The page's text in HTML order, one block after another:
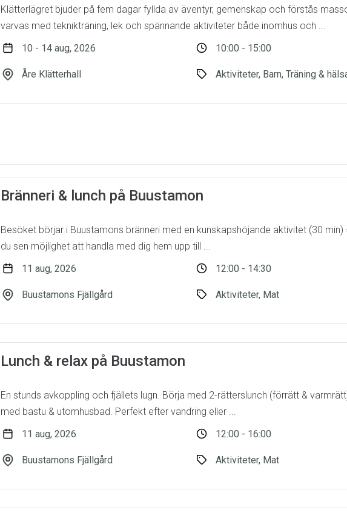
Klätterlägret bjuder på fem dagar fyllda av äventyr, gemenskap och förstås
varvas med teknikträning, lek och spännande aktiviteter både inomhus och ...
10 - 14 aug, 2026
10:00 - 15:00
Åre Klätterhall Aktiviteter, Barn, Träning &
Bränneri & lunch på Buustamon
Besöket börjar i Buustamons bränneri med en kunskapshöjande aktivitet (30
du sen möjlighet att handla med dig hem upp till ...
11 aug, 2026
12:00 - 14:30
Buustamons Fjällgård Aktiviteter, Mat
Lunch & relax på Buustamon
En stunds avkoppling och fjällets lugn. Börja med 2-rätterslunch (förrätt &
med bastu & utomhusbad. Perfekt efter vandring eller ...
11 aug, 2026
12:00 - 16:00
Buustamons Fjällgård Aktiviteter, Mat